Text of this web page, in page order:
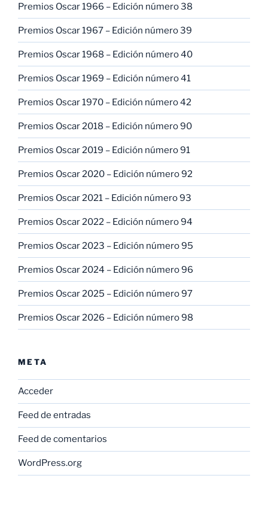
Premios Oscar 1966 – Edición número 38
Premios Oscar 1967 – Edición número 39
Premios Oscar 1968 – Edición número 40
Premios Oscar 1969 – Edición número 41
Premios Oscar 1970 – Edición número 42
Premios Oscar 2018 – Edición número 90
Premios Oscar 2019 – Edición número 91
Premios Oscar 2020 – Edición número 92
Premios Oscar 2021 – Edición número 93
Premios Oscar 2022 – Edición número 94
Premios Oscar 2023 – Edición número 95
Premios Oscar 2024 – Edición número 96
Premios Oscar 2025 – Edición número 97
Premios Oscar 2026 – Edición número 98
META
Acceder
Feed de entradas
Feed de comentarios
WordPress.org